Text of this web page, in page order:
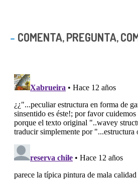
COMENTA, PREGUNTA,